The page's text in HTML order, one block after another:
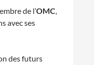
de l’OMC,
avec ses
des futurs